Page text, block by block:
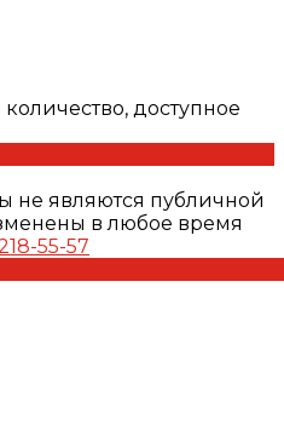
доступное
не являются публичной
в любое время
55-57